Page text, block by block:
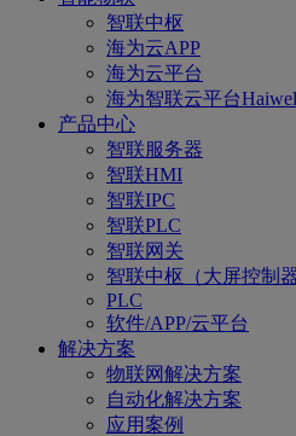
智联中枢
海为云APP
海为云平台
海为智联云平台
产品中心
智联服务器
智联HMI
智联IPC
智联PLC
智联网关
智联中枢（大屏控制器
PLC
软件/APP/云平台
解决方案
物联网解决方案
自动化解决方案
应用案例